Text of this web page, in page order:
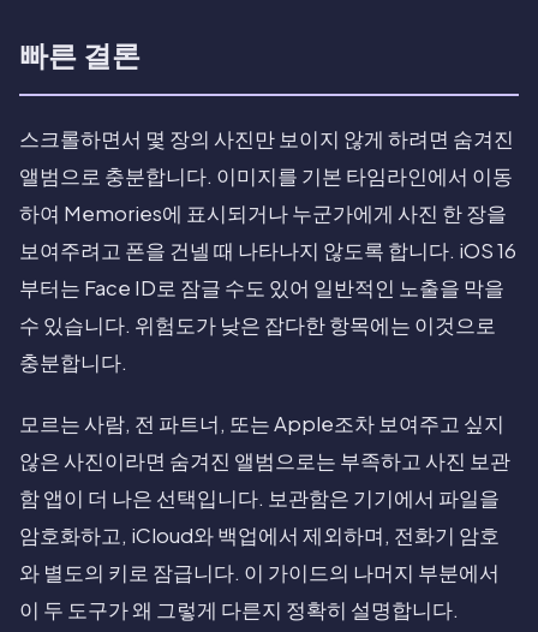
빠른 결론
스크롤하면서 몇 장의 사진만 보이지 않게 하려면 숨겨진
앨범으로 충분합니다. 이미지를 기본 타임라인에서 이동
하여 Memories에 표시되거나 누군가에게 사진 한 장을
보여주려고 폰을 건넬 때 나타나지 않도록 합니다. iOS 16
부터는 Face ID로 잠글 수도 있어 일반적인 노출을 막을
수 있습니다. 위험도가 낮은 잡다한 항목에는 이것으로
충분합니다.
모르는 사람, 전 파트너, 또는 Apple조차 보여주고 싶지
않은 사진이라면 숨겨진 앨범으로는 부족하고 사진 보관
함 앱이 더 나은 선택입니다. 보관함은 기기에서 파일을
암호화하고, iCloud와 백업에서 제외하며, 전화기 암호
와 별도의 키로 잠급니다. 이 가이드의 나머지 부분에서
이 두 도구가 왜 그렇게 다른지 정확히 설명합니다.